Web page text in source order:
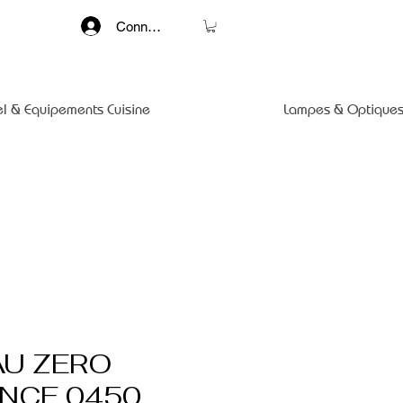
Connexion
& Equipements Cuisine Lampes &
ZERO